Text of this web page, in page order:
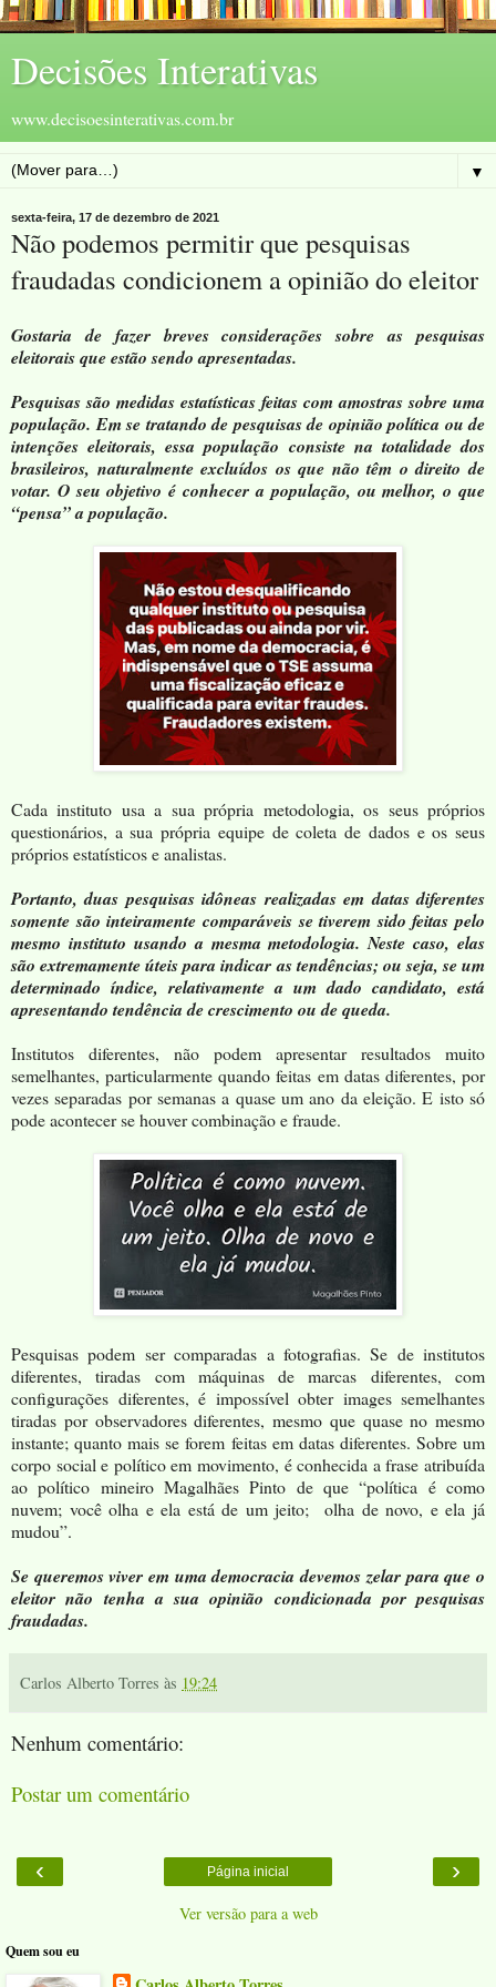
Decisões Interativas
www.decisoesinterativas.com.br
▼
sexta-feira, 17 de dezembro de 2021
Não podemos permitir que pesquisas
fraudadas condicionem a opinião do eleitor
Gostaria de fazer breves considerações sobre as pesquisas
eleitorais que estão sendo apresentadas.
Pesquisas são medidas estatísticas feitas com amostras sobre uma
população. Em se tratando de pesquisas de opinião política ou de
intenções eleitorais, essa população consiste na totalidade dos
brasileiros, naturalmente excluídos os que não têm o direito de
votar. O seu objetivo é conhecer a população, ou melhor, o que
“pensa” a população.
Cada instituto usa a sua própria metodologia, os seus próprios
questionários, a sua própria equipe de coleta de dados e os seus
próprios estatísticos e analistas.
Portanto, duas pesquisas idôneas realizadas em datas diferentes
somente são inteiramente comparáveis se tiverem sido feitas pelo
mesmo instituto usando a mesma metodologia. Neste caso, elas
são extremamente úteis para indicar as tendências; ou seja, se um
determinado índice, relativamente a um dado candidato, está
apresentando tendência de crescimento ou de queda.
Institutos diferentes, não podem apresentar resultados muito
semelhantes, particularmente quando feitas em datas diferentes, por
vezes separadas por semanas a quase um ano da eleição. E isto só
pode acontecer se houver combinação e fraude.
Pesquisas podem ser comparadas a fotografias. Se de institutos
diferentes, tiradas com máquinas de marcas diferentes, com
configurações diferentes, é impossível obter images semelhantes
tiradas por observadores diferentes, mesmo que quase no mesmo
instante; quanto mais se forem feitas em datas diferentes. Sobre um
corpo social e político em movimento, é conhecida a frase atribuída
ao político mineiro Magalhães Pinto de que “política é como
nuvem; você olha e ela está de um jeito; olha de novo, e ela já
mudou”.
Se queremos viver em uma democracia devemos zelar para que o
eleitor não tenha a sua opinião condicionada por pesquisas
fraudadas.
Carlos Alberto Torres às 19:24
Nenhum comentário:
Postar um comentário
‹ ›
Página inicial
Ver versão para a web
Quem sou eu